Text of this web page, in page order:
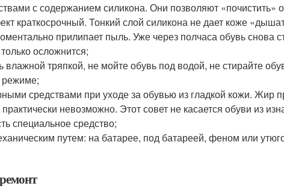
с содержанием силикона. Они позволяют «почистить»
краткосрочный. Тонкий слой силикона не дает коже
прилипает пыль. Уже через полчаса обувь снова
осложнится;
влажной тряпкой, не мойте обувь под водой, не стирайте
режиме;
средствами при уходе за обувью из гладкой кожи. Жир
практически невозможно. Этот совет не касается обуви из
специальное средство;
путем: на батарее, под батареей, феном или